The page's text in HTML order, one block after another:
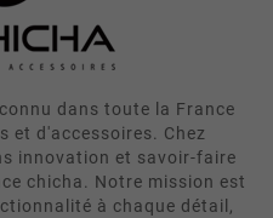
dans toute la France
et d'accessoires. Chez
innovation et savoir-faire
chicha. Notre mission est
à chaque détail,